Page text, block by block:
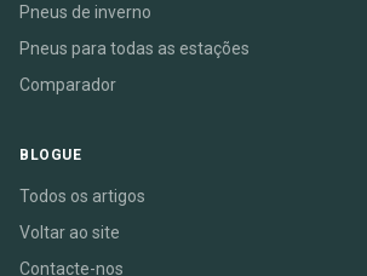
Pneus de inverno
Pneus para todas as estações
Comparador
BLOGUE
Todos os artigos
Voltar ao site
Contacte-nos